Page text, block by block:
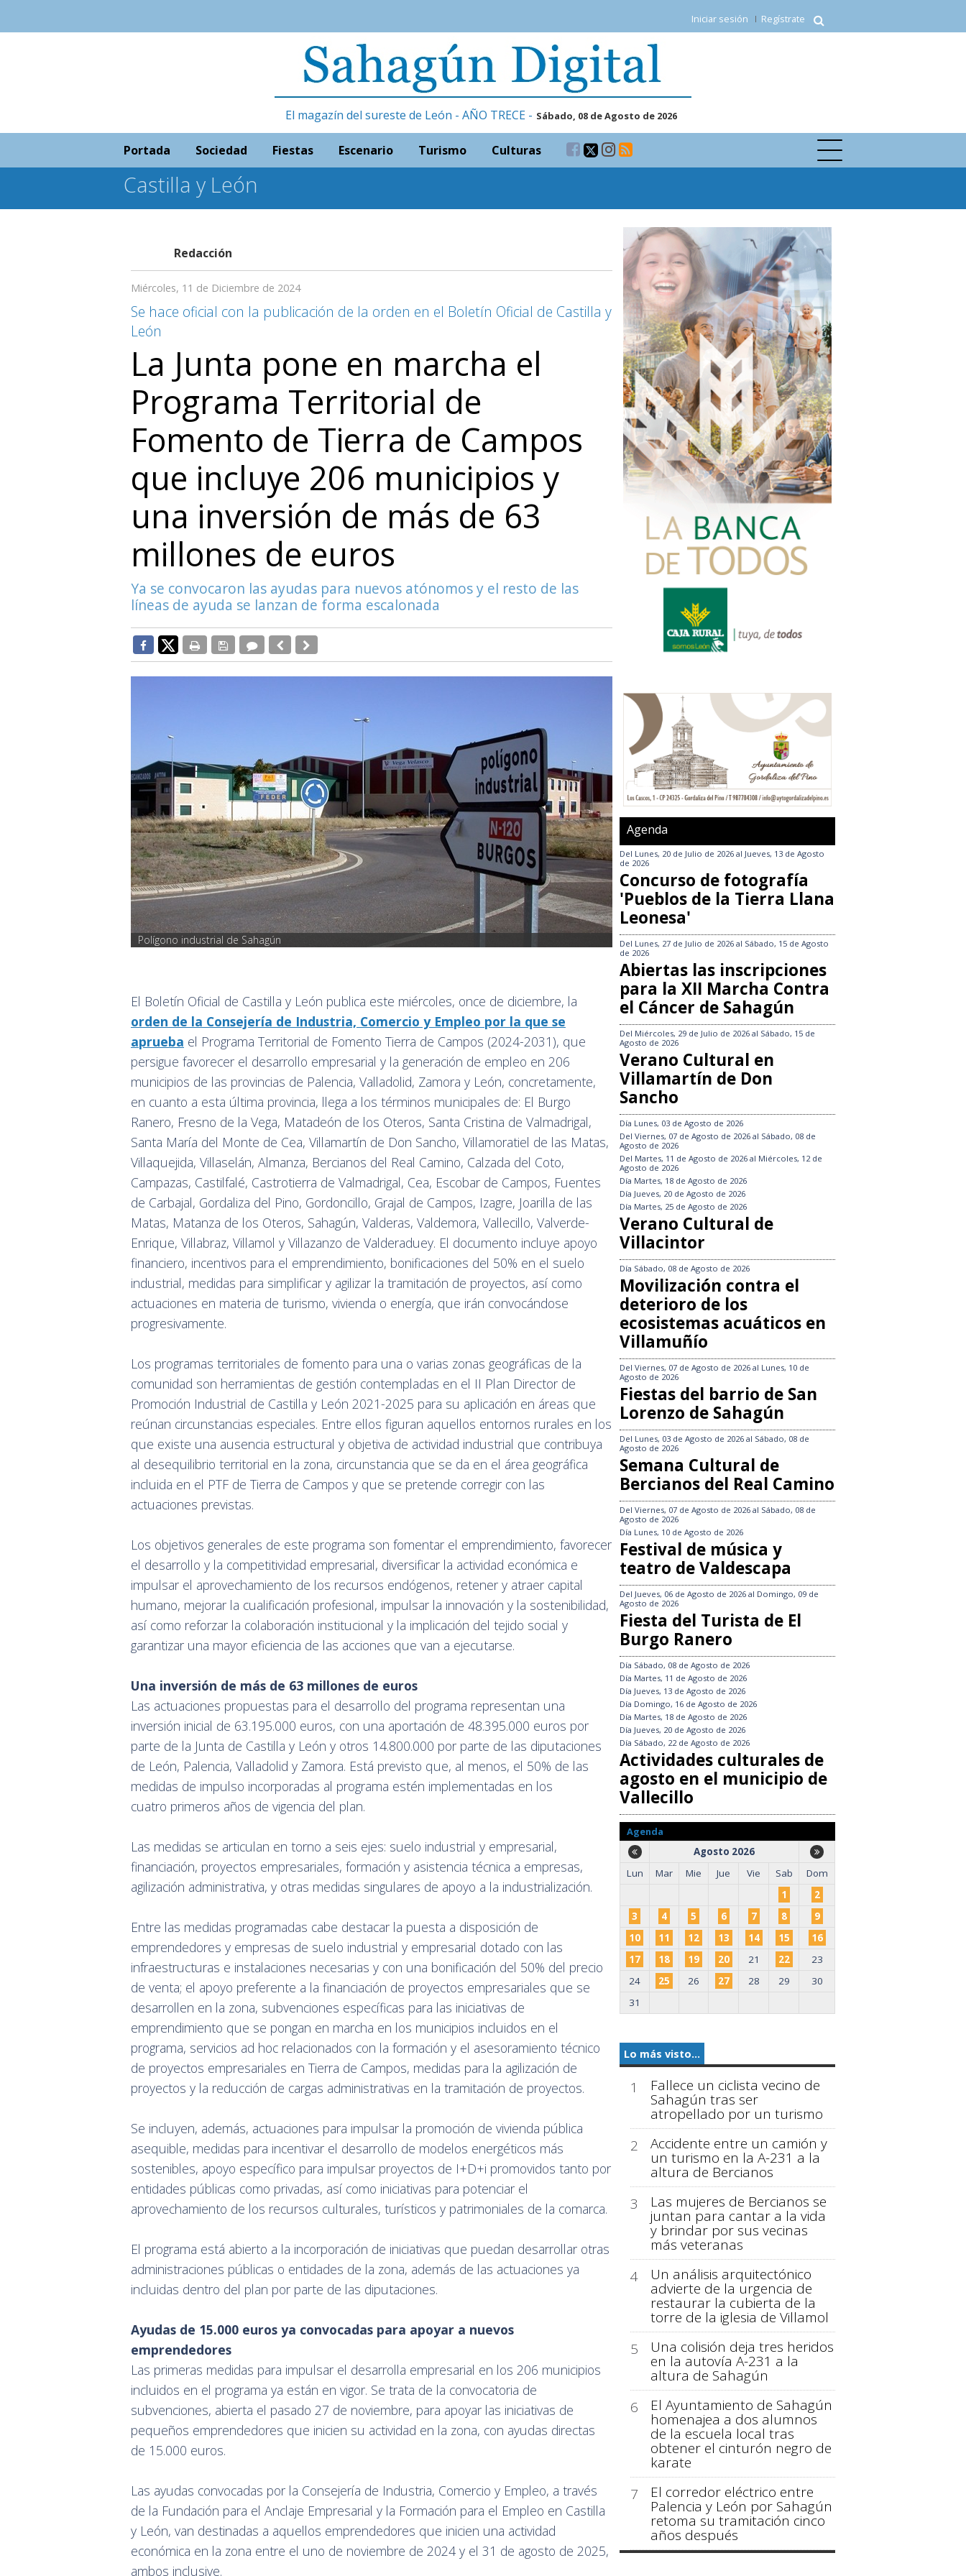
Iniciar sesión Regístrate
El magazín del sureste de León - AÑO TRECE - Sábado, 08 de Agosto de 2026
Portada Sociedad Fiestas Escenario Turismo Culturas
Castilla y León
Redacción
Miércoles, 11 de Diciembre de 2024
Se hace oficial con la publicación de la orden en el Boletín Oficial de Castilla y
León
La Junta pone en marcha el
Programa Territorial de
Fomento de Tierra de Campos
que incluye 206 municipios y
una inversión de más de 63
millones de euros
Ya se convocaron las ayudas para nuevos atónomos y el resto de las
líneas de ayuda se lanzan de forma escalonada
Polígono industrial de Sahagún
El Boletín Oficial de Castilla y León publica este miércoles, once de diciembre, la
orden de la Consejería de Industria, Comercio y Empleo por la que se
aprueba el Programa Territorial de Fomento Tierra de Campos (2024-2031), que
persigue favorecer el desarrollo empresarial y la generación de empleo en 206
municipios de las provincias de Palencia, Valladolid, Zamora y León, concretamente,
en cuanto a esta última provincia, llega a los términos municipales de: El Burgo
Ranero, Fresno de la Vega, Matadeón de los Oteros, Santa Cristina de Valmadrigal,
Santa María del Monte de Cea, Villamartín de Don Sancho, Villamoratiel de las Matas,
Villaquejida, Villaselán, Almanza, Bercianos del Real Camino, Calzada del Coto,
Campazas, Castilfalé, Castrotierra de Valmadrigal, Cea, Escobar de Campos, Fuentes
de Carbajal, Gordaliza del Pino, Gordoncillo, Grajal de Campos, Izagre, Joarilla de las
Matas, Matanza de los Oteros, Sahagún, Valderas, Valdemora, Vallecillo, Valverde-
Enrique, Villabraz, Villamol y Villazanzo de Valderaduey. El documento incluye apoyo
financiero, incentivos para el emprendimiento, bonificaciones del 50% en el suelo
industrial, medidas para simplificar y agilizar la tramitación de proyectos, así como
actuaciones en materia de turismo, vivienda o energía, que irán convocándose
progresivamente.
Los programas territoriales de fomento para una o varias zonas geográficas de la
comunidad son herramientas de gestión contempladas en el II Plan Director de
Promoción Industrial de Castilla y León 2021-2025 para su aplicación en áreas que
reúnan circunstancias especiales. Entre ellos figuran aquellos entornos rurales en los
que existe una ausencia estructural y objetiva de actividad industrial que contribuya
al desequilibrio territorial en la zona, circunstancia que se da en el área geográfica
incluida en el PTF de Tierra de Campos y que se pretende corregir con las
actuaciones previstas.
Los objetivos generales de este programa son fomentar el emprendimiento, favorecer
el desarrollo y la competitividad empresarial, diversificar la actividad económica e
impulsar el aprovechamiento de los recursos endógenos, retener y atraer capital
humano, mejorar la cualificación profesional, impulsar la innovación y la sostenibilidad,
así como reforzar la colaboración institucional y la implicación del tejido social y
garantizar una mayor eficiencia de las acciones que van a ejecutarse.
Una inversión de más de 63 millones de euros
Las actuaciones propuestas para el desarrollo del programa representan una
inversión inicial de 63.195.000 euros, con una aportación de 48.395.000 euros por
parte de la Junta de Castilla y León y otros 14.800.000 por parte de las diputaciones
de León, Palencia, Valladolid y Zamora. Está previsto que, al menos, el 50% de las
medidas de impulso incorporadas al programa estén implementadas en los
cuatro primeros años de vigencia del plan.
Las medidas se articulan en torno a seis ejes: suelo industrial y empresarial,
financiación, proyectos empresariales, formación y asistencia técnica a empresas,
agilización administrativa, y otras medidas singulares de apoyo a la industrialización.
Entre las medidas programadas cabe destacar la puesta a disposición de
emprendedores y empresas de suelo industrial y empresarial dotado con las
infraestructuras e instalaciones necesarias y con una bonificación del 50% del precio
de venta; el apoyo preferente a la financiación de proyectos empresariales que se
desarrollen en la zona, subvenciones específicas para las iniciativas de
emprendimiento que se pongan en marcha en los municipios incluidos en el
programa, servicios ad hoc relacionados con la formación y el asesoramiento técnico
de proyectos empresariales en Tierra de Campos, medidas para la agilización de
proyectos y la reducción de cargas administrativas en la tramitación de proyectos.
Se incluyen, además, actuaciones para impulsar la promoción de vivienda pública
asequible, medidas para incentivar el desarrollo de modelos energéticos más
sostenibles, apoyo específico para impulsar proyectos de I+D+i promovidos tanto por
entidades públicas como privadas, así como iniciativas para potenciar el
aprovechamiento de los recursos culturales, turísticos y patrimoniales de la comarca.
El programa está abierto a la incorporación de iniciativas que puedan desarrollar otras
administraciones públicas o entidades de la zona, además de las actuaciones ya
incluidas dentro del plan por parte de las diputaciones.
Ayudas de 15.000 euros ya convocadas para apoyar a nuevos
emprendedores
Las primeras medidas para impulsar el desarrolla empresarial en los 206 municipios
incluidos en el programa ya están en vigor. Se trata de la convocatoria de
subvenciones, abierta el pasado 27 de noviembre, para apoyar las iniciativas de
pequeños emprendedores que inicien su actividad en la zona, con ayudas directas
de 15.000 euros.
Las ayudas convocadas por la Consejería de Industria, Comercio y Empleo, a través
de la Fundación para el Anclaje Empresarial y la Formación para el Empleo en Castilla
y León, van destinadas a aquellos emprendedores que inicien una actividad
económica en la zona entre el uno de noviembre de 2024 y el 31 de agosto de 2025,
ambos inclusive.
Agenda
Del Lunes, 20 de Julio de 2026 al Jueves, 13 de Agosto
de 2026
Concurso de fotografía
'Pueblos de la Tierra Llana
Leonesa'
Del Lunes, 27 de Julio de 2026 al Sábado, 15 de Agosto
de 2026
Abiertas las inscripciones
para la XII Marcha Contra
el Cáncer de Sahagún
Del Miércoles, 29 de Julio de 2026 al Sábado, 15 de
Agosto de 2026
Verano Cultural en
Villamartín de Don
Sancho
Día Lunes, 03 de Agosto de 2026
Del Viernes, 07 de Agosto de 2026 al Sábado, 08 de
Agosto de 2026
Del Martes, 11 de Agosto de 2026 al Miércoles, 12 de
Agosto de 2026
Día Martes, 18 de Agosto de 2026
Día Jueves, 20 de Agosto de 2026
Día Martes, 25 de Agosto de 2026
Verano Cultural de
Villacintor
Día Sábado, 08 de Agosto de 2026
Movilización contra el
deterioro de los
ecosistemas acuáticos en
Villamuñío
Del Viernes, 07 de Agosto de 2026 al Lunes, 10 de
Agosto de 2026
Fiestas del barrio de San
Lorenzo de Sahagún
Del Lunes, 03 de Agosto de 2026 al Sábado, 08 de
Agosto de 2026
Semana Cultural de
Bercianos del Real Camino
Del Viernes, 07 de Agosto de 2026 al Sábado, 08 de
Agosto de 2026
Día Lunes, 10 de Agosto de 2026
Festival de música y
teatro de Valdescapa
Del Jueves, 06 de Agosto de 2026 al Domingo, 09 de
Agosto de 2026
Fiesta del Turista de El
Burgo Ranero
Día Sábado, 08 de Agosto de 2026
Día Martes, 11 de Agosto de 2026
Día Jueves, 13 de Agosto de 2026
Día Domingo, 16 de Agosto de 2026
Día Martes, 18 de Agosto de 2026
Día Jueves, 20 de Agosto de 2026
Día Sábado, 22 de Agosto de 2026
Actividades culturales de
agosto en el municipio de
Vallecillo
Agenda
Agosto 2026
Lun
Mar Mie Jue Vie Sab
Dom
1
2
3
4 5 6 7 8
9
10
11 12 13 14 15
16
17
18 19 20 21 22
23
24
25 26 27 28 29
30
31
Lo más visto...
1 Fallece un ciclista vecino de
Sahagún tras ser
atropellado por un turismo
2
Accidente entre un camión y
un turismo en la A-231 a la
altura de Bercianos
3
Las mujeres de Bercianos se
juntan para cantar a la vida
y brindar por sus vecinas
más veteranas
4
Un análisis arquitectónico
advierte de la urgencia de
restaurar la cubierta de la
torre de la iglesia de Villamol
5
Una colisión deja tres heridos
en la autovía A-231 a la
altura de Sahagún
6
El Ayuntamiento de Sahagún
homenajea a dos alumnos
de la escuela local tras
obtener el cinturón negro de
karate
7
El corredor eléctrico entre
Palencia y León por Sahagún
retoma su tramitación cinco
años después